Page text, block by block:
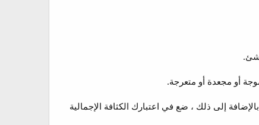
أو مجعدة أو متعرجة.
إلى ذلك ، ضع في اعتبارك الكثافة الإجمالية